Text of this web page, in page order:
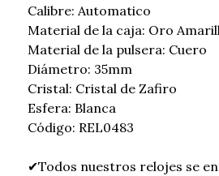
Calibre: Automatico
Material de la caja: Oro
Material de la pulsera: Cuero
Diámetro: 35mm
Cristal: Cristal de Zafiro
Esfera: Blanca
Código: REL0483
✔Todos nuestros relojes se